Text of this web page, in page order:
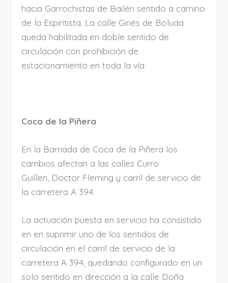
hacia Garrochistas de Bailén sentido a camino
de la Espiritista. La calle Ginés de Boluda
queda habilitada en doble sentido de
circulación con prohibición de
estacionamiento en toda la vía
Coca de la Piñera
En la Barriada de Coca de la Piñera los
cambios afectan a las calles Curro
Guillen, Doctor Fleming y carril de servicio de
la carretera A 394.
La actuación puesta en servicio ha consistido
en en suprimir uno de los sentidos de
circulación en el carril de servicio de la
carretera A 394, quedando configurado en un
solo sentido en dirección a la calle Doña